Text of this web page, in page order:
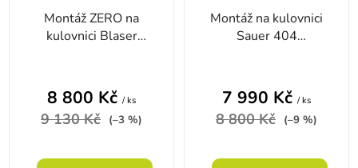
Montáž ZERO na
kulovnici Blaser
8 800 Kč / ks
9 130 Kč (–3 %)
Montáž na kulovnici
Sauer 404
7 990 Kč / ks
8 800 Kč (–9 %)